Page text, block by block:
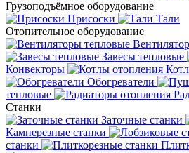
Грузоподъёмное оборудование
Присоски
Тали
Отопительное оборудование
Завесы тепловые
Конвекторы
Обогреватели
тепловые
Станки
Заточные станки
Камнерезные станки
станки